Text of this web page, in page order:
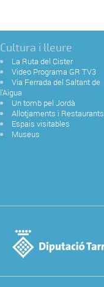
Cultura i lleure
La Ruta del Cister
Video Programa GR TV3
Via Ferrada del Saltant de
l'Aigua
Un tomb pel Jordà
Allotjaments i Restaurants
Espais visitables
Museus